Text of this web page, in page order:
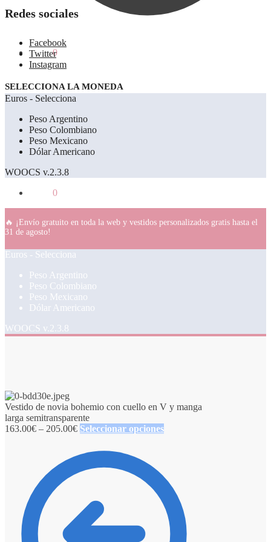
0.00€ 0
Redes sociales
Facebook
Twitter
Instagram
SELECCIONA LA MONEDA
Euros - Selecciona
Peso Argentino
Peso Colombiano
Peso Mexicano
Dólar Americano
WOOCS v.2.3.8
0
🔥 ¡Envío gratuito en toda la web y vestidos personalizados gratis hasta el
31 de agosto!
Euros - Selecciona
Peso Argentino
Peso Colombiano
Peso Mexicano
Dólar Americano
WOOCS v.2.3.8
Vestido de novia bohemio con cuello en V y manga
larga semitransparente
163.00€ – 205.00€ Seleccionar opciones